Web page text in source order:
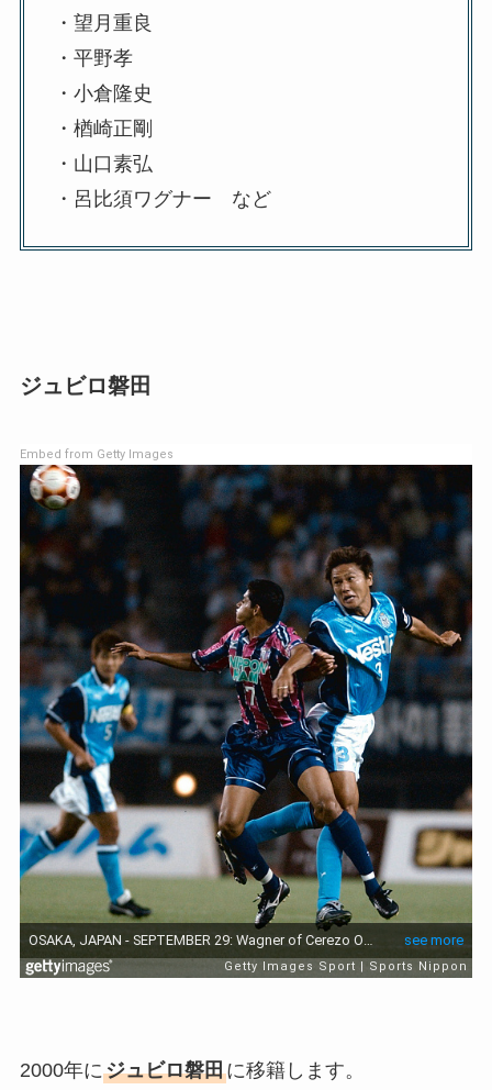
・望月重良
・平野孝
・小倉隆史
・楢崎正剛
・山口素弘
・呂比須ワグナー など
ジュビロ磐田
Embed from Getty Images
2000年にジュビロ磐田に移籍します。